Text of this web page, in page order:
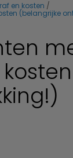
en kosten
(belangrijke